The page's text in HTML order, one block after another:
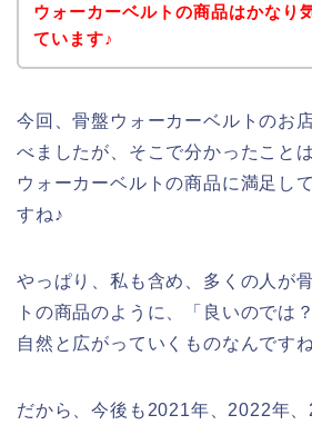
ウォーカーベルトの商品はかなり
ています♪
今回、骨盤ウォーカーベルトのお
べましたが、そこで分かったこと
ウォーカーベルトの商品に満足し
すね♪
やっぱり、私も含め、多くの人が
トの商品のように、「良いのでは
自然と広がっていくものなんです
だから、今後も2021年、2022年